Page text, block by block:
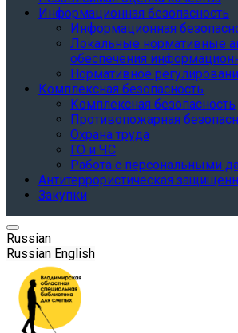
Информационная безопасность
Информационная
Локальные нормативные
обеспечения
Нормативное
Комплексная безопасность
Комплексная безопасность
Противопожарная
Охрана труда
ГО и ЧС
Работа с персональными
Антитеррористическая
Закупки
Russian
Russian English